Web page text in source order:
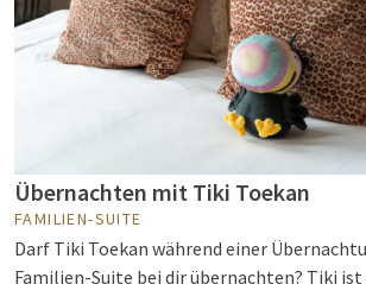
Übernachten mit Tiki Toekan
FAMILIEN-SUITE
Darf Tiki Toekan während einer
Familien-Suite bei dir übernachten? Tiki